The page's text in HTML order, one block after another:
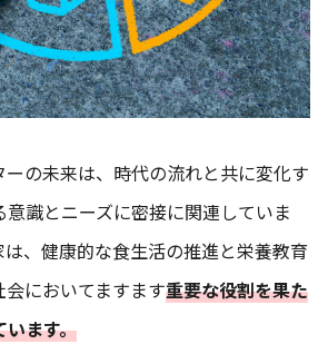
の未来は、時代の流れと共に変化す
識とニーズに密接に関連していま
、健康的な食生活の推進と栄養教育
においてますます重要な役割を果た
います。